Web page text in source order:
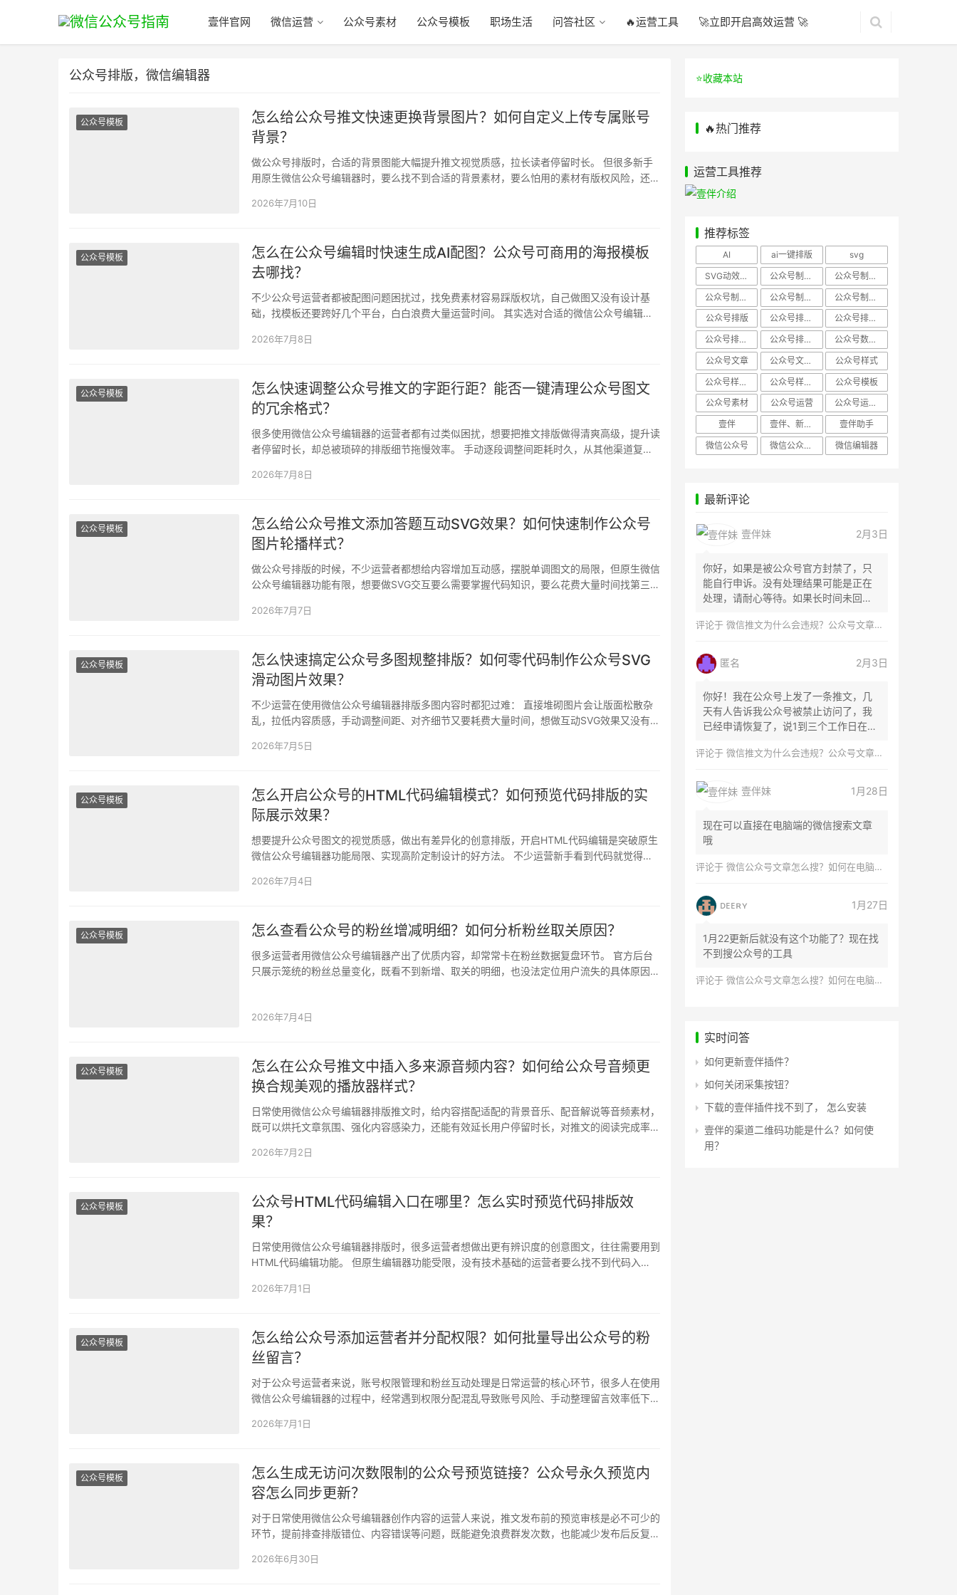
壹伴官网 微信运营 公众号素材 公众号模板 职场生活 问答社区 🔥运营工具 🚀立即开启高效运营 🚀
公众号排版，微信编辑器
公众号模板
怎么给公众号推文快速更换背景图片？如何自定义上传专属账号
背景？
做公众号排版时，合适的背景图能大幅提升推文视觉质感，拉长读者停留时长。 但很多新手
用原生微信公众号编辑器时，要么找不到合适的背景素材，要么怕用的素材有版权风险，还不
2026年7月10日
公众号模板
怎么在公众号编辑时快速生成AI配图？公众号可商用的海报模板
去哪找？
不少公众号运营者都被配图问题困扰过，找免费素材容易踩版权坑，自己做图又没有设计基
础，找模板还要跨好几个平台，白白浪费大量运营时间。 其实选对合适的微信公众号编辑
2026年7月8日
公众号模板
怎么快速调整公众号推文的字距行距？能否一键清理公众号图文
的冗余格式？
很多使用微信公众号编辑器的运营者都有过类似困扰，想要把推文排版做得清爽高级，提升读
者停留时长，却总被琐碎的排版细节拖慢效率。 手动逐段调整间距耗时久，从其他渠道复制
2026年7月8日
公众号模板
怎么给公众号推文添加答题互动SVG效果？如何快速制作公众号
图片轮播样式？
做公众号排版的时候，不少运营者都想给内容增加互动感，摆脱单调图文的局限，但原生微信
公众号编辑器功能有限，想要做SVG交互要么需要掌握代码知识，要么花费大量时间找第三方
2026年7月7日
公众号模板
怎么快速搞定公众号多图规整排版？如何零代码制作公众号SVG
滑动图片效果？
不少运营在使用微信公众号编辑器排版多图内容时都犯过难： 直接堆砌图片会让版面松散杂
乱，拉低内容质感，手动调整间距、对齐细节又要耗费大量时间，想做互动SVG效果又没有代
2026年7月5日
公众号模板
怎么开启公众号的HTML代码编辑模式？如何预览代码排版的实
际展示效果？
想要提升公众号图文的视觉质感，做出有差异化的创意排版，开启HTML代码编辑是突破原生
微信公众号编辑器功能局限、实现高阶定制设计的好方法。 不少运营新手看到代码就觉得门
2026年7月4日
公众号模板 怎么查看公众号的粉丝增减明细？如何分析粉丝取关原因？
很多运营者用微信公众号编辑器产出了优质内容，却常常卡在粉丝数据复盘环节。 官方后台
只展示笼统的粉丝总量变化，既看不到新增、取关的明细，也没法定位用户流失的具体原因，
2026年7月4日
公众号模板
怎么在公众号推文中插入多来源音频内容？如何给公众号音频更
换合规美观的播放器样式？
日常使用微信公众号编辑器排版推文时，给内容搭配适配的背景音乐、配音解说等音频素材，
既可以烘托文章氛围、强化内容感染力，还能有效延长用户停留时长，对推文的阅读完成率、
2026年7月2日
公众号模板
公众号HTML代码编辑入口在哪里？怎么实时预览代码排版效
果？
日常使用微信公众号编辑器排版时，很多运营者想做出更有辨识度的创意图文，往往需要用到
HTML代码编辑功能。 但原生编辑器功能受限，没有技术基础的运营者要么找不到代码入
2026年7月1日
公众号模板
怎么给公众号添加运营者并分配权限？如何批量导出公众号的粉
丝留言？
对于公众号运营者来说，账号权限管理和粉丝互动处理是日常运营的核心环节，很多人在使用
微信公众号编辑器的过程中，经常遇到权限分配混乱导致账号风险、手动整理留言效率低下的
2026年7月1日
公众号模板
怎么生成无访问次数限制的公众号预览链接？公众号永久预览内
容怎么同步更新？
对于日常使用微信公众号编辑器创作内容的运营人来说，推文发布前的预览审核是必不可少的
环节，提前排查排版错位、内容错误等问题，既能避免浪费群发次数，也能减少发布后反复修
2026年6月30日
⭐️收藏本站
🔥热门推荐
运营工具推荐
推荐标签
AI ai一键排版
svg
SVG动效样式
公众号制作、公众号排版
公众号制作、公众号模板
公众号制作、微信编辑器
公众号制作，公众号排版
公众号制作，公众号排版、微信编辑器
公众号排版
公众号排版，公众号模板
公众号排版，公众号素材
公众号排版，微信编辑器
公众号排版，排版样式
公众号数据分析
公众号文章
公众号文章、公众号运营
公众号样式
公众号样式，微信公众号排版
公众号样式，微信编辑器
公众号模板
公众号素材
公众号运营
公众号运营，公众号编辑器
壹伴
壹伴、新媒体运营
壹伴助手
微信公众号
微信公众号，样式模板、公众号样式 微信编辑器
最新评论
壹伴妹 2月3日
你好，如果是被公众号官方封禁了，只
能自行申诉。没有处理结果可能是正在
处理，请耐心等待。如果长时间未回
评论于 微信推文为什么会违规？公众号文章怎么检测是否违规？
匿名 2月3日
你好！我在公众号上发了一条推文，几
天有人告诉我公众号被禁止访问了，我
已经申请恢复了，说1到三个工作日在微
评论于 微信推文为什么会违规？公众号文章怎么检测是否违规？
壹伴妹 1月28日
现在可以直接在电脑端的微信搜索文章
哦
评论于 微信公众号文章怎么搜？如何在电脑上搜索公众号文章？
ᴅᴇᴇʀʏ 1月27日
1月22更新后就没有这个功能了？现在找
不到搜公众号的工具
评论于 微信公众号文章怎么搜？如何在电脑上搜索公众号文章？
实时问答
如何更新壹伴插件？
如何关闭采集按钮？
下载的壹伴插件找不到了， 怎么安装
壹伴的渠道二维码功能是什么？如何使
用？